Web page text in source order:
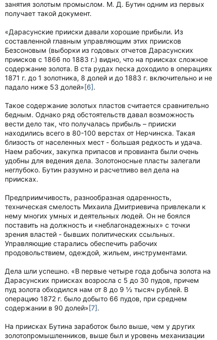
занятия золотым промыслом. М. Д. Бутин одним из первых
получает такой документ.
«Дарасунские прииски давали хорошие прибыли. Из
составленной главным управляющим этих приисков
Безсоновым (выборки из годовых отчетов Дарасунских
приисков с 1866 по 1883 г.) видно, что на приисках сложное
содержание золота. В ста рудах песка доходило в операциях
1871 г. до 1 золотника, 8 долей и до 1883 г. включительно и не
падало ниже 53 долей»[6].
Такое содержание золотых пластов считается сравнительно
бедным. Однако ряд обстоятельств давал возможность
вести дело так, что получалась прибыль – прииски
находились всего в 80-100 верстах от Нерчинска. Такая
близость от населенных мест - большая редкость и удача.
Наем рабочих, закупка припасов и провианта были очень
удобны для ведения дела. Золотоносные пласты залегали
неглубоко. Бутин разумно и расчетливо вел дела на
приисках.
Предприимчивость, разнообразная одаренность,
техническая смелость Михаила Дмитриевича привлекали к
нему многих умных и деятельных людей. Он не боялся
поставить на должность и «неблагонадежных» с точки
зрения властей - бывших политических ссыльных.
Управляющие старались обеспечить рабочих
продовольствием, одеждой, жильем, инструментами.
Дела шли успешно. «В первые четыре года добыча золота на
Дарасунских приисках возросла с 5 до 30 пудов, причем
пуд золота обходился нам от 8 до 9 ½ тысяч рублей. В
операцию 1872 г. было добыто 66 пудов, при среднем
содержании в 90 долей»[7].
На приисках Бутина заработок было выше, чем у других
золотопромышленников, выше был и уровень механизации